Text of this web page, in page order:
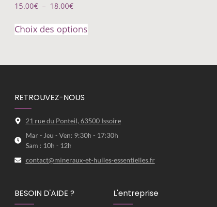
15.00€ – 18.00€
Choix des options
RETROUVEZ-NOUS
21 rue du Ponteil, 63500 Issoire
Mar - Jeu - Ven: 9:30h - 17:30h
Sam : 10h - 12h
contact@mineraux-et-huiles-essentielles.fr
BESOIN D'AIDE ? L'entreprise